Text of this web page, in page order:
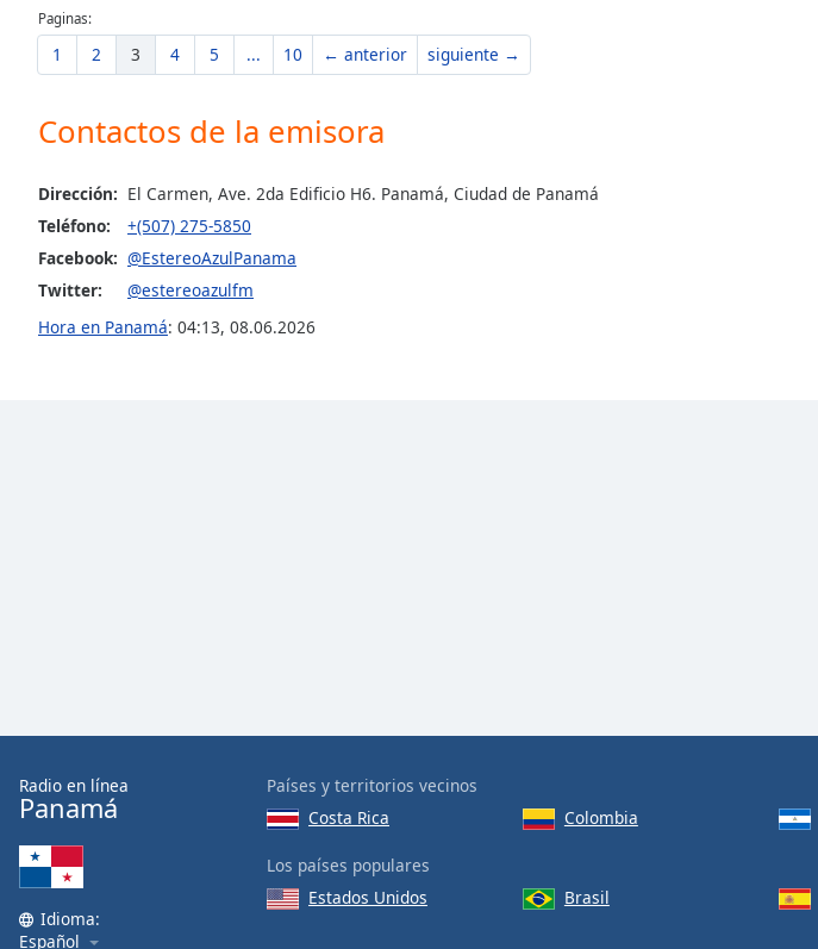
Color
Opacity
Color
Caption
Font
Family
Close
Paginas:
1 2 3 4 5 ... 10 ← anterior siguiente →
Contactos de la emisora
Dirección: El Carmen, Ave. 2da Edificio H6. Panamá, Ciudad de Panamá
Teléfono:
+(507) 275-5850
Facebook: @EstereoAzulPanama
Twitter:
@estereoazulfm
Hora en Panamá: 04:13, 08.06.2026
Radio en línea
Panamá
Idioma:
Español
Países y territorios vecinos
Costa Rica
Colombia
Los países populares
Estados Unidos
Brasil